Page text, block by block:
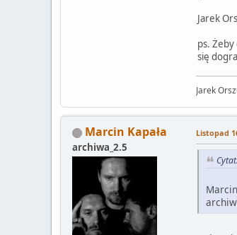
Jarek
ps.
się
Jarek
Marcin Kapała
archiwa_2.5
Listopad